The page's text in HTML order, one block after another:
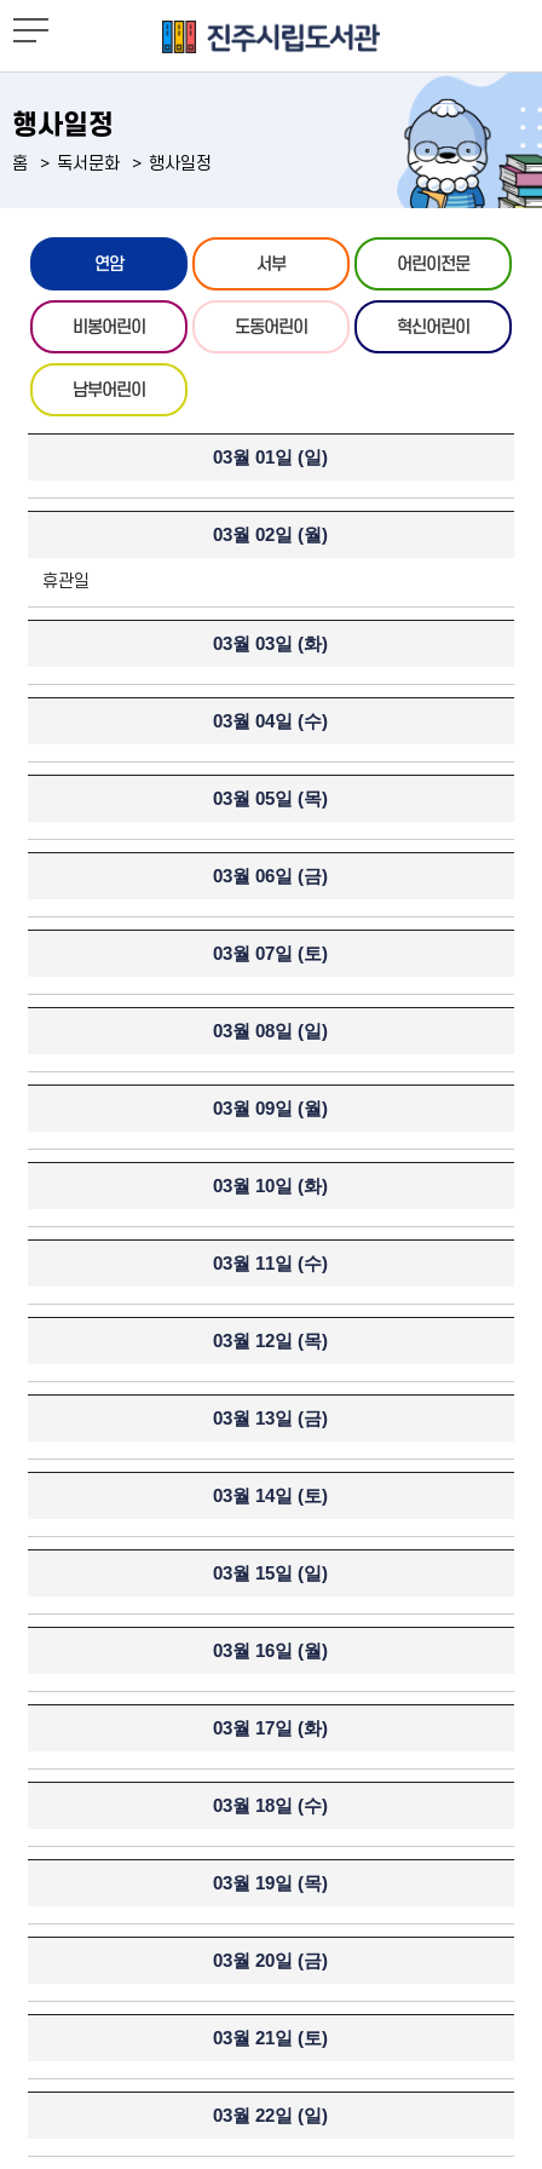
행사일정
홈 독서문화 행사일정
연암 서부 어린이전문
비봉어린이 도동어린이 혁신어린이
남부어린이
03월 01일 (일)
03월 02일 (월)
휴관일
03월 03일 (화)
03월 04일 (수)
03월 05일 (목)
03월 06일 (금)
03월 07일 (토)
03월 08일 (일)
03월 09일 (월)
03월 10일 (화)
03월 11일 (수)
03월 12일 (목)
03월 13일 (금)
03월 14일 (토)
03월 15일 (일)
03월 16일 (월)
03월 17일 (화)
03월 18일 (수)
03월 19일 (목)
03월 20일 (금)
03월 21일 (토)
03월 22일 (일)